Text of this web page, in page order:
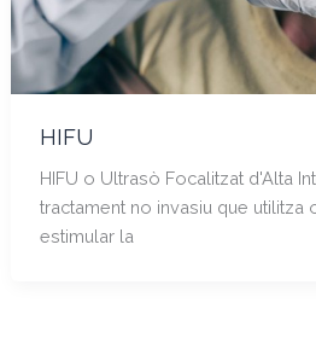
HIFU
HIFU o Ultrasò Focalitzat d'Alta
tractament no invasiu que utilitza
estimular la